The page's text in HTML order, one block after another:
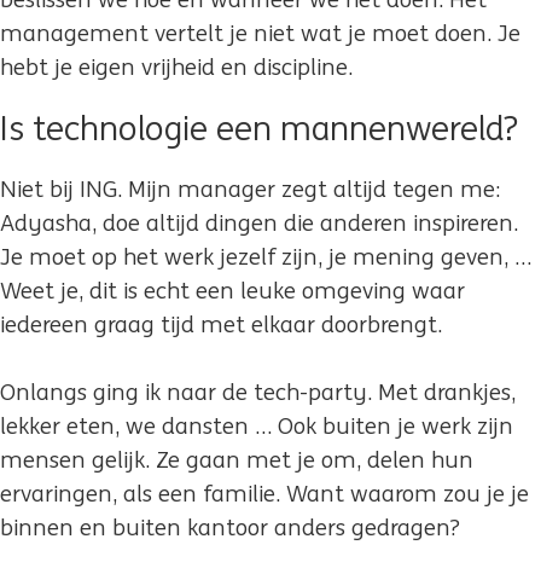
management vertelt je niet wat je moet doen. Je
hebt je eigen vrijheid en discipline.
Is technologie een mannenwereld?
Niet bij ING. Mijn manager zegt altijd tegen me:
Adyasha, doe altijd dingen die anderen inspireren.
Je moet op het werk jezelf zijn, je mening geven, …
Weet je, dit is echt een leuke omgeving waar
iedereen graag tijd met elkaar doorbrengt.
Onlangs ging ik naar de tech-party. Met drankjes,
lekker eten, we dansten … Ook buiten je werk zijn
mensen gelijk. Ze gaan met je om, delen hun
ervaringen, als een familie. Want waarom zou je je
binnen en buiten kantoor anders gedragen?